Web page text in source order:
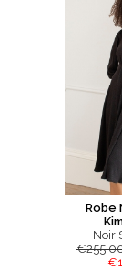
Robe
Noir